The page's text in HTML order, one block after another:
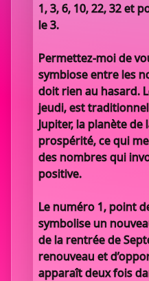
1, 3, 6, 10, 22, 32 et
le 3.
Permettez-moi de
symbiose entre les
doit rien au hasard.
jeudi, est
Jupiter, la planète de
prospérité, ce qui
des nombres qui
positive.
Le numéro 1, point
symbolise un
de la rentrée de
renouveau et
apparaît deux fois